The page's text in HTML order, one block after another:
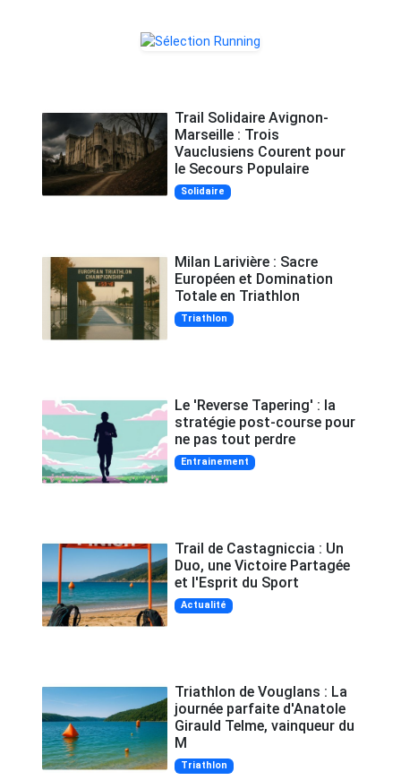
Trail Solidaire Avignon-
Marseille : Trois
Vauclusiens Courent pour
le Secours Populaire
Solidaire
Milan Larivière : Sacre
Européen et Domination
Totale en Triathlon
Triathlon
Le 'Reverse Tapering' : la
stratégie post-course pour
ne pas tout perdre
Entrainement
Trail de Castagniccia : Un
Duo, une Victoire Partagée
et l'Esprit du Sport
Actualité
Triathlon de Vouglans : La
journée parfaite d'Anatole
Girauld Telme, vainqueur du
M
Triathlon